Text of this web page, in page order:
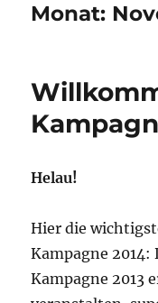
Monat:
Helau!
Hier die
Kampagne 2014:
Kampagne 2013